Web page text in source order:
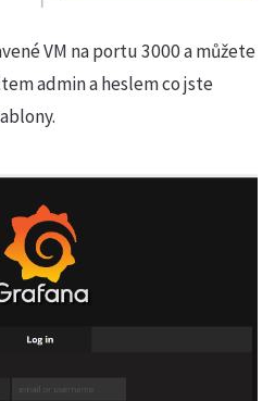
VM na portu 3000 a můžete
admin a heslem co jste